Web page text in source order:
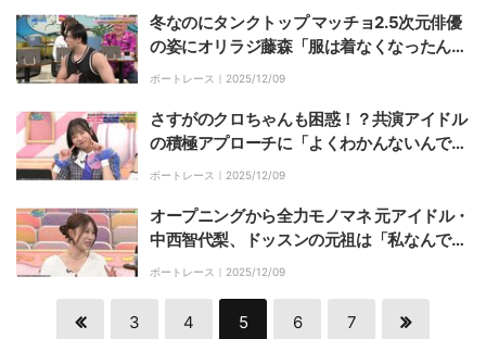
冬なのにタンクトップ マッチョ2.5次元俳優
の姿にオリラジ藤森「服は着なくなったんだ
ね」
ボートレース｜ 2025/12/09
さすがのクロちゃんも困惑！？共演アイドル
の積極アプローチに「よくわかんないんです
よ」
ボートレース｜ 2025/12/09
オープニングから全力モノマネ 元アイドル・
中西智代梨、ドッスンの元祖は「私なんです
よ」と人気芸人に物申す！？
ボートレース｜ 2025/12/09
3 4 5 6 7